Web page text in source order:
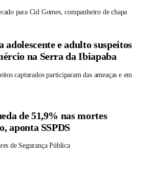
para Cid Gomes, companheiro de chapa
adolescente e adulto suspeitos
na Serra da Ibiapaba
capturados participaram das ameaças e em
de 51,9% nas mortes
aponta SSPDS
de Segurança Pública